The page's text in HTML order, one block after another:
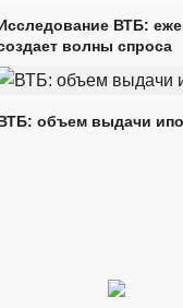
ВТБ:
волны спроса
объем выдачи